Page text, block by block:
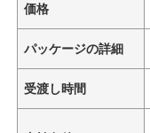
価格
パッケージの詳細
受渡し時間